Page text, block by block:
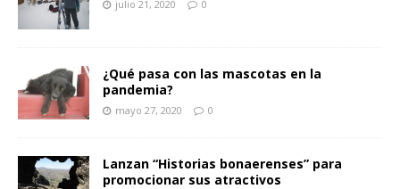
julio 21, 2020 0
¿Qué pasa con las mascotas en la
pandemia?
mayo 27, 2020 0
Lanzan “Historias bonaerenses” para
promocionar sus atractivos